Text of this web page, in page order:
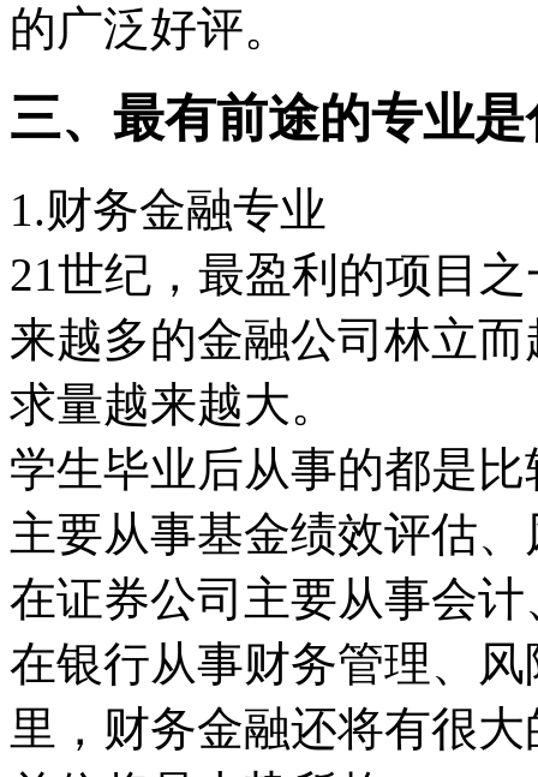
的广泛好评。
三、最有前途的专业
1.财务金融专业
21世纪，最盈利的项目
来越多的金融公司林立
求量越来越大。
学生毕业后从事的都是
主要从事基金绩效评估
在证券公司主要从事会
在银行从事财务管理、
里，财务金融还将有很